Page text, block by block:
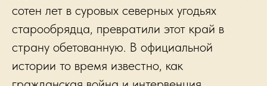
сотен лет в суровых северных угодьях
старообрядца, превратили этот край в
страну обетованную. В официальной
истории то время известно, как